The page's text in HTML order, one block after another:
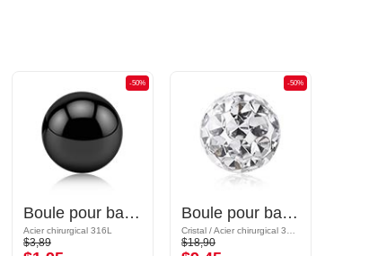
-50%
Boule pour barre à filetage (acier chirurgical, noir, finition brillante)
Acier chirurgical 316L
$3,89
-50%
Boule pour barre à filetage (acier chirurgical, argent, finition brillante) avec pierres en cristal
$18,90